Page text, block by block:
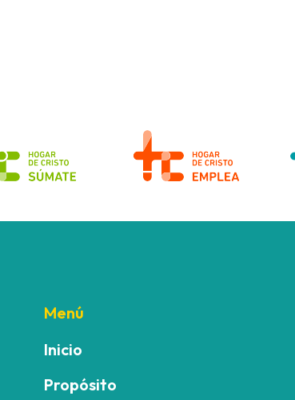
Menú
Inicio
Propósito